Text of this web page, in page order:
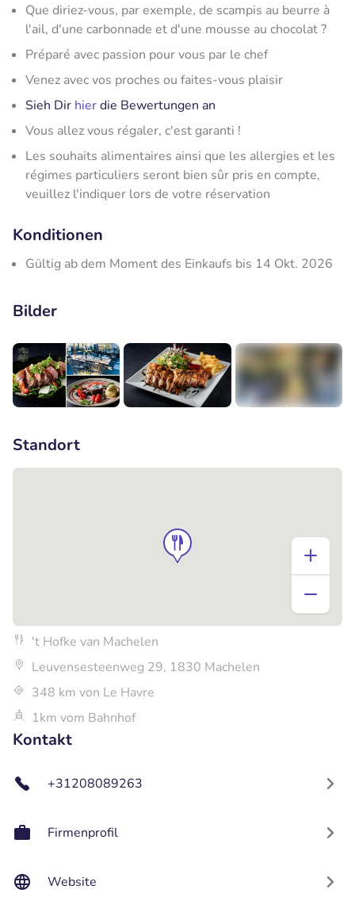
Que diriez-vous, par exemple, de scampis au beurre à
l'ail, d'une carbonnade et d'une mousse au chocolat ?
Préparé avec passion pour vous par le chef
Venez avec vos proches ou faites-vous plaisir
Sieh Dir hierdie Bewertungen an
Vous allez vous régaler, c'est garanti !
Les souhaits alimentaires ainsi que les allergies et les
régimes particuliers seront bien sûr pris en compte,
veuillez l'indiquer lors de votre réservation
Konditionen
Gültig ab dem Moment des Einkaufs bis 14 Okt. 2026
Bilder
Standort
't Hofke van Machelen
Leuvensesteenweg 29, 1830 Machelen
348 km von Le Havre
1km vom Bahnhof
Kontakt
+31208089263
Firmenprofil
Website